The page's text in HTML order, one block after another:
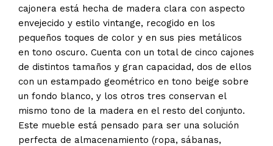
cajonera está hecha de madera clara con aspecto
envejecido y estilo vintange, recogido en los
pequeños toques de color y en sus pies metálicos
en tono oscuro. Cuenta con un total de cinco cajones
de distintos tamaños y gran capacidad, dos de ellos
con un estampado geométrico en tono beige sobre
un fondo blanco, y los otros tres conservan el
mismo tono de la madera en el resto del conjunto.
Este mueble está pensado para ser una solución
perfecta de almacenamiento (ropa, sábanas,